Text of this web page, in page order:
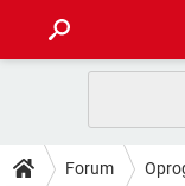
GRY
PORADY
Forum